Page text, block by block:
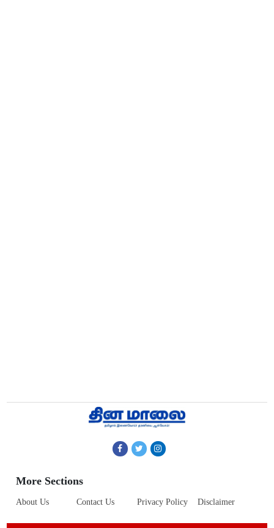
More Sections
About Us Contact Us Privacy Policy Disclaimer